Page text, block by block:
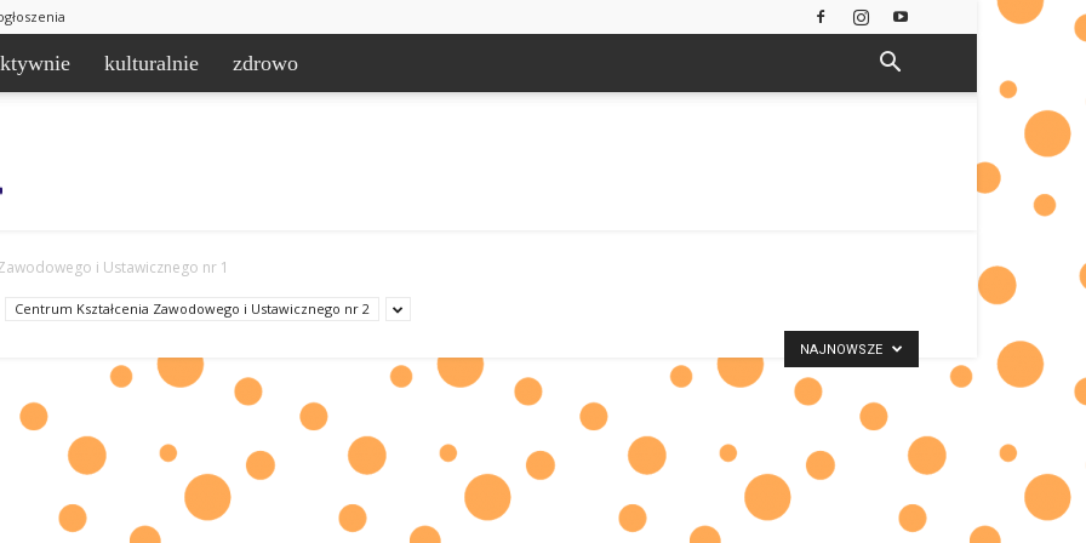
kulturalnie zdrowo
i Ustawicznego nr 1
Centrum Kształcenia Zawodowego i Ustawicznego nr 2
NAJNOWSZE